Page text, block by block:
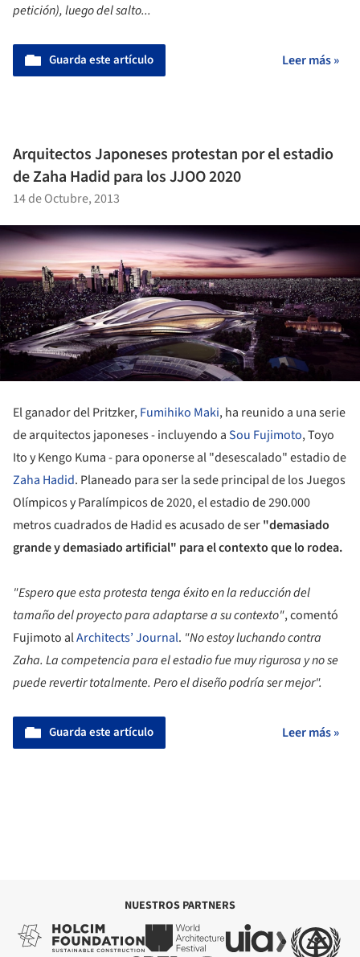
petición), luego del salto...
Guarda este artículo Leer más »
Arquitectos Japoneses protestan por el estadio
de Zaha Hadid para los JJOO 2020
14 de Octubre, 2013
El ganador del Pritzker,Fumihiko Maki, ha reunido a una serie
de arquitectos japoneses - incluyendo aSou Fujimoto, Toyo
Ito y Kengo Kuma - para oponerse al "desescalado" estadio de
Zaha Hadid. Planeado para ser la sede principal de los Juegos
Olímpicos y Paralímpicos de 2020, el estadio de 290.000
metros cuadrados de Hadid es acusado de ser"demasiado
grande y demasiado artificial" para el contexto que lo rodea.
"Espero que esta protesta tenga éxito en la reducción del
tamaño del proyecto para adaptarse a su contexto", comentó
Fujimoto alArchitects’ Journal. "No estoy luchando contra
Zaha. La competencia para el estadio fue muy rigurosa y no se
puede revertir totalmente. Pero el diseño podría ser mejor".
Guarda este artículo Leer más »